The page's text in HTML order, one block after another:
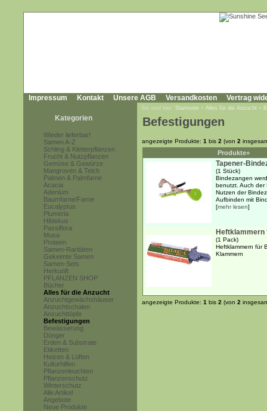
Impressum Kontakt Unsere AGB Versandkosten Vertrag
Kategorien
Wieder lieferbar!
Samen A-Z
Schling & Kletterpflanzen
Frucht & Nutzpflanzen
Gemüse & Gewürze
Mangroven & Teich
Palmen & Palmfarne
Acacia
Adenium
Baumfarne/Farne
Eucalyptus
Plumeria
Hibiskus
Passiflora
Musa
Proteen
Samen-Raritäten
Gekeimte Samen
Samen-Sets
Herkunft
PFLANZEN SHOP
Bücher
Alles für die Anzucht
Anzuchtgewächshäuser
Anzuchtschalen
Anzuchttöpfe
Befestigungen
Bewässerung
Dünger
Erden & Substrate
Etiketten
Heizen & Lüften
Kulturhilfen
Pflanzenleuchten
Pflanzenschutz
Winterschutz
Alle Artikel
Angebote
Neue Produkte
Sie sind hier: Startseite » Alles für die Anzucht »
Befestigungen
angezeigte Produkte: 1 bis 2 (von 2
Produkte+
Tapener-
(1 Stück)
Bindezangen
benutzt. Auch der
Nutzen der
Aufbinden mit
[mehr lesen]
Heftklammern
(1 Pack)
Heftklammern für
Klammern
angezeigte Produkte: 1 bis 2 (von 2